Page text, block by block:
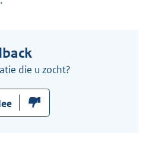
die u zocht?